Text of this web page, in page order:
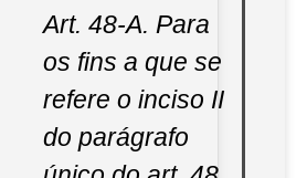
Art. 48-A. Para
os fins a que se
refere o inciso II
do parágrafo